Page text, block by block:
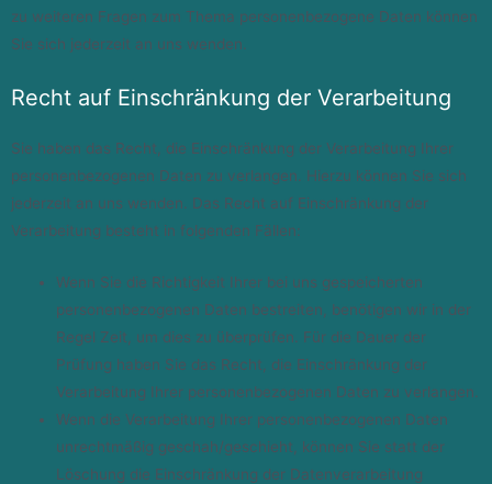
zu weiteren Fragen zum Thema personenbezogene Daten können
Sie sich jederzeit an uns wenden.
Recht auf Einschränkung der Verarbeitung
Sie haben das Recht, die Einschränkung der Verarbeitung Ihrer
personenbezogenen Daten zu verlangen. Hierzu können Sie sich
jederzeit an uns wenden. Das Recht auf Einschränkung der
Verarbeitung besteht in folgenden Fällen:
Wenn Sie die Richtigkeit Ihrer bei uns gespeicherten
personenbezogenen Daten bestreiten, benötigen wir in der
Regel Zeit, um dies zu überprüfen. Für die Dauer der
Prüfung haben Sie das Recht, die Einschränkung der
Verarbeitung Ihrer personenbezogenen Daten zu verlangen.
Wenn die Verarbeitung Ihrer personenbezogenen Daten
unrechtmäßig geschah/geschieht, können Sie statt der
Löschung die Einschränkung der Datenverarbeitung